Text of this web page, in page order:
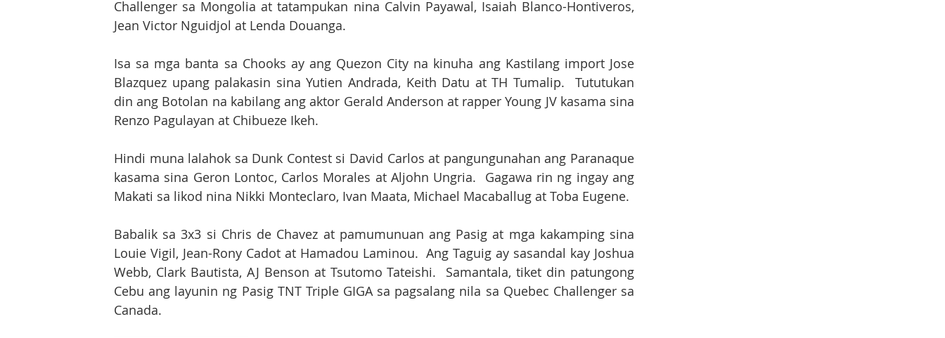
Challenger sa Mongolia at tatampukan nina Calvin Payawal, Isaiah Blanco-Hontiveros,
Jean Victor Nguidjol at Lenda Douanga.
Isa sa mga banta sa Chooks ay ang Quezon City na kinuha ang Kastilang import Jose
Blazquez upang palakasin sina Yutien Andrada, Keith Datu at TH Tumalip.  Tututukan
din ang Botolan na kabilang ang aktor Gerald Anderson at rapper Young JV kasama sina
Renzo Pagulayan at Chibueze Ikeh.
Hindi muna lalahok sa Dunk Contest si David Carlos at pangungunahan ang Paranaque
kasama sina Geron Lontoc, Carlos Morales at Aljohn Ungria.  Gagawa rin ng ingay ang
Makati sa likod nina Nikki Monteclaro, Ivan Maata, Michael Macaballug at Toba Eugene.
Babalik sa 3x3 si Chris de Chavez at pamumunuan ang Pasig at mga kakamping sina
Louie Vigil, Jean-Rony Cadot at Hamadou Laminou.  Ang Taguig ay sasandal kay Joshua
Webb, Clark Bautista, AJ Benson at Tsutomo Tateishi.  Samantala, tiket din patungong
Cebu ang layunin ng Pasig TNT Triple GIGA sa pagsalang nila sa Quebec Challenger sa
Canada.